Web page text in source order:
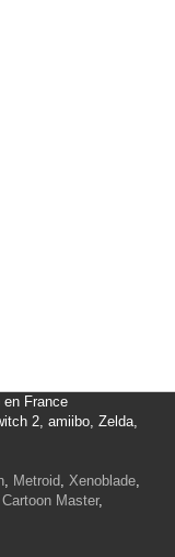
en France
2, amiibo, Zelda,
, Metroid, Xenoblade,
Cartoon Master,